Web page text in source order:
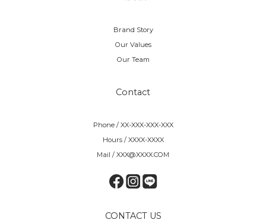
Brand Story
Our Values
Our Team
Contact
Phone / XX-XXX-XXX-XXX
Hours / XXXX-XXXX
Mail / XXX@XXXX.COM
CONTACT US